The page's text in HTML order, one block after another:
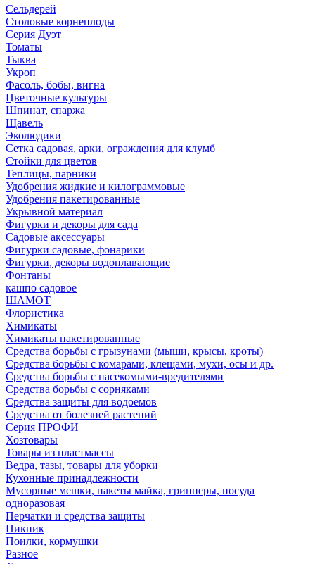
Сельдерей
Столовые корнеплоды
Серия Дуэт
Томаты
Тыква
Укроп
Фасоль, бобы, вигна
Цветочные культуры
Шпинат, спаржа
Щавель
Эколюдики
Сетка садовая, арки, ограждения для клумб
Стойки для цветов
Теплицы, парники
Удобрения жидкие и килограммовые
Удобрения пакетированные
Укрывной материал
Фигурки и декоры для сада
Садовые аксессуары
Фигурки садовые, фонарики
Фигурки, декоры водоплавающие
Фонтаны
кашпо садовое
ШАМОТ
Флористика
Химикаты
Химикаты пакетированные
Средства борьбы с грызунами (мыши, крысы, кроты)
Средства борьбы с комарами, клещами, мухи, осы и др.
Средства борьбы с насекомыми-вредителями
Средства борьбы с сорняками
Средства защиты для водоемов
Средства от болезней растений
Серия ПРОФИ
Хозтовары
Товары из пластмассы
Ведра, тазы, товары для уборки
Кухонные принадлежности
Мусорные мешки, пакеты майка, грипперы, посуда
одноразовая
Перчатки и средства защиты
Пикник
Поилки, кормушки
Разное